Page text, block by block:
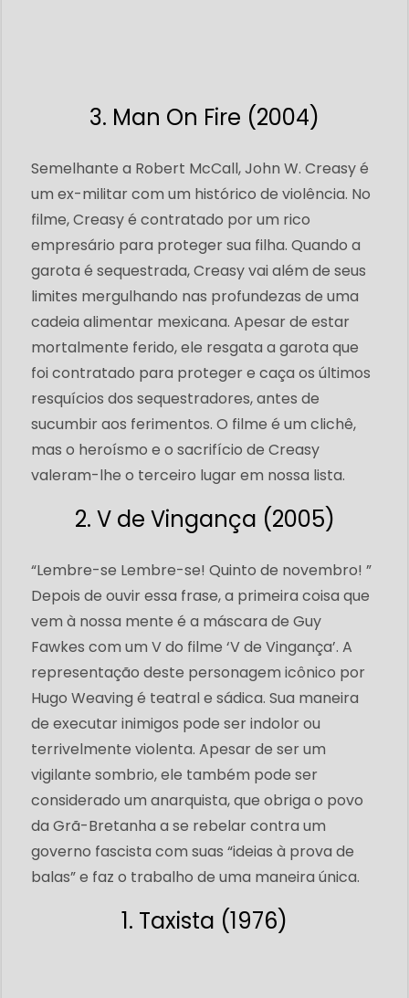
3. Man On Fire (2004)
Semelhante a Robert McCall, John W. Creasy é
um ex-militar com um histórico de violência. No
filme, Creasy é contratado por um rico
empresário para proteger sua filha. Quando a
garota é sequestrada, Creasy vai além de seus
limites mergulhando nas profundezas de uma
cadeia alimentar mexicana. Apesar de estar
mortalmente ferido, ele resgata a garota que
foi contratado para proteger e caça os últimos
resquícios dos sequestradores, antes de
sucumbir aos ferimentos. O filme é um clichê,
mas o heroísmo e o sacrifício de Creasy
valeram-lhe o terceiro lugar em nossa lista.
2. V de Vingança (2005)
“Lembre-se Lembre-se! Quinto de novembro! ”
Depois de ouvir essa frase, a primeira coisa que
vem à nossa mente é a máscara de Guy
Fawkes com um V do filme ‘V de Vingança’. A
representação deste personagem icônico por
Hugo Weaving é teatral e sádica. Sua maneira
de executar inimigos pode ser indolor ou
terrivelmente violenta. Apesar de ser um
vigilante sombrio, ele também pode ser
considerado um anarquista, que obriga o povo
da Grã-Bretanha a se rebelar contra um
governo fascista com suas “ideias à prova de
balas” e faz o trabalho de uma maneira única.
1. Taxista (1976)